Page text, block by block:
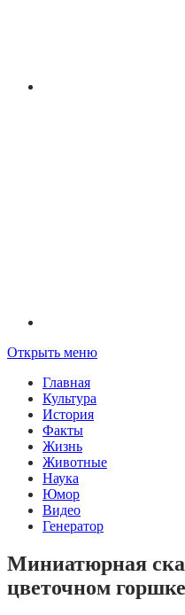
Открыть меню
Главная
Культура
История
Факты
Жизнь
Животные
Наука
Юмор
Видео
Генератор
Миниатюрная
цветочном горшке